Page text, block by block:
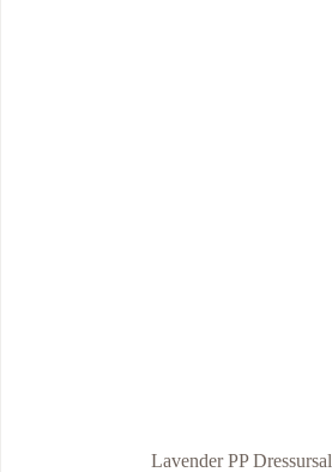
Lavender PP Dressursal